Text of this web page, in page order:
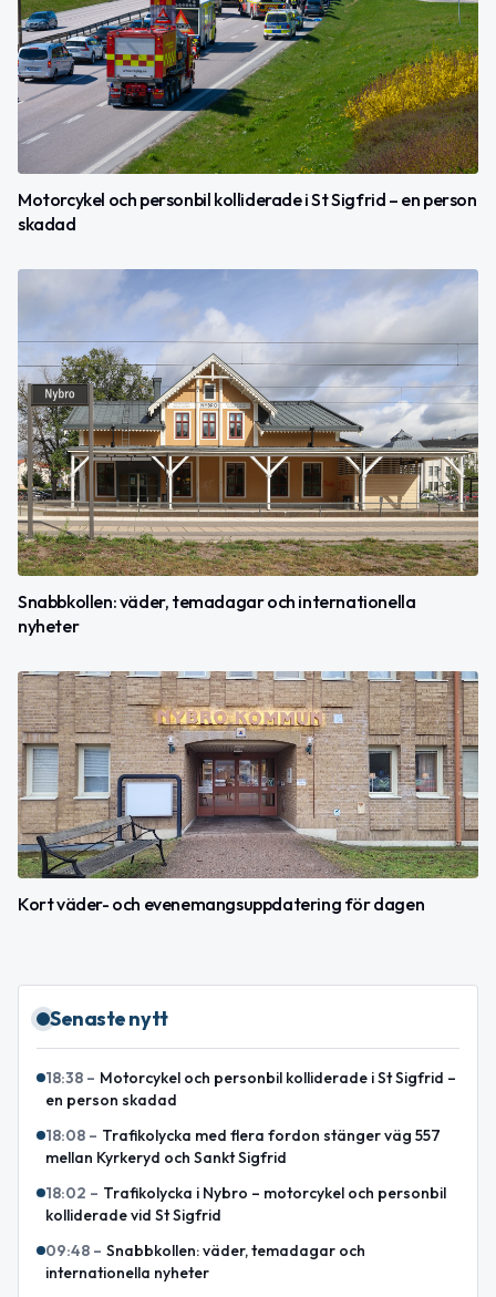
Motorcykel och personbil kolliderade i St Sigfrid – en person
skadad
Snabbkollen: väder, temadagar och internationella
nyheter
Kort väder- och evenemangsuppdatering för dagen
Senaste nytt
18:38 – Motorcykel och personbil kolliderade i St Sigfrid –
en person skadad
18:08 – Trafikolycka med flera fordon stänger väg 557
mellan Kyrkeryd och Sankt Sigfrid
18:02 – Trafikolycka i Nybro – motorcykel och personbil
kolliderade vid St Sigfrid
09:48 – Snabbkollen: väder, temadagar och
internationella nyheter